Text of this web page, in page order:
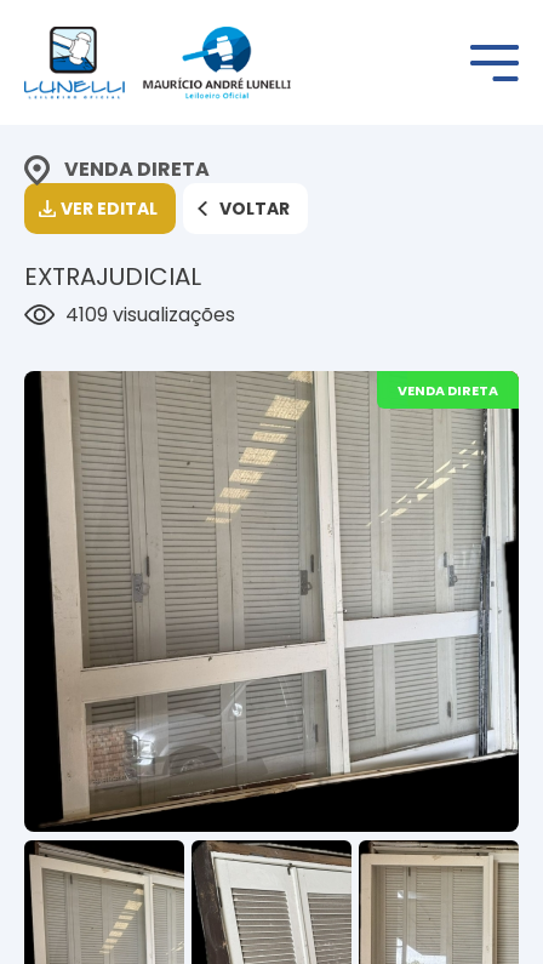
VENDA DIRETA
VER EDITAL VOLTAR
EXTRAJUDICIAL
4109 visualizações
EM LEILÃO
VENDA DIRETA